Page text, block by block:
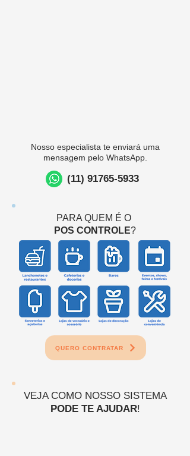
Nosso especialista te enviará uma
mensagem pelo WhatsApp.
(11) 91765-5933
PARA QUEM É O
POS CONTROLE?
QUERO CONTRATAR
VEJA COMO NOSSO SISTEMA
PODE TE AJUDAR!